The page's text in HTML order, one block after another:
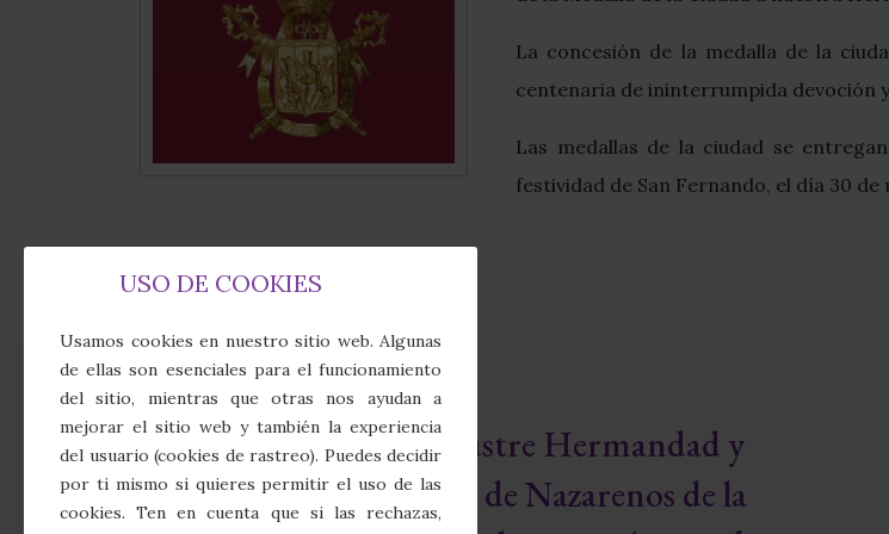
La concesión de la medalla de la
centenaria de ininterrumpida devoción
Las medallas de la ciudad se
festividad de San Fernando, el día 30 de
Real e Ilustre Hermandad y
Cofradía de Nazarenos de la
USO DE COOKIES
Usamos cookies en nuestro sitio web. Algunas
de ellas son esenciales para el funcionamiento
del sitio, mientras que otras nos ayudan a
mejorar el sitio web y también la experiencia
del usuario (cookies de rastreo). Puedes decidir
por ti mismo si quieres permitir el uso de las
cookies. Ten en cuenta que si las rechazas,